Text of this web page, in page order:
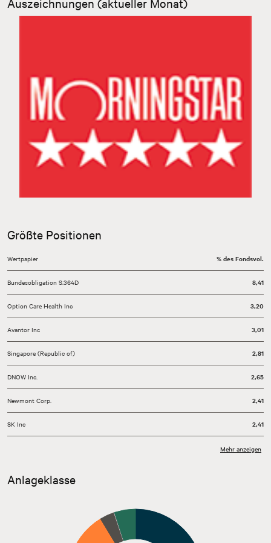
Größte Positionen
Wertpapier % des Fondsvol.
Bundesobligation S.364D 8,41
Option Care Health Inc 3,20
Avantor Inc 3,01
Singapore (Republic of) 2,81
DNOW Inc. 2,65
Newmont Corp. 2,41
SK Inc 2,41
2,37
Mehr anzeigen
Anlageklasse